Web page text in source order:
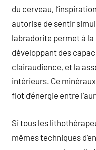
du cerveau,
autorise de sentir
labradorite permet à
développant des
clairaudience, et la
intérieurs. Ce
flot d’énergie entre
Si tous les
mêmes techniques